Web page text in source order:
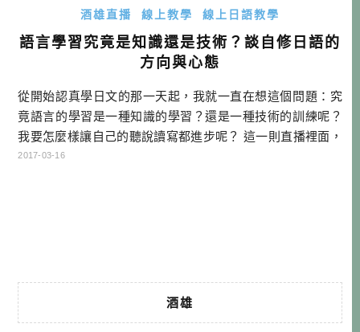
酒雄直播 線上教學 線上日語教學
語言學習究竟是知識還是技術？談自修日語的
方向與心態
從開始認真學日文的那一天起，我就一直在想這個問題：究
竟語言的學習是一種知識的學習？還是一種技術的訓練呢？
我要怎麼樣讓自己的聽說讀寫都進步呢？ 這一則直播裡面，
我大致上分享了我對語言學習的基本觀念。也簡述了我學習
2017-03-16
酒雄